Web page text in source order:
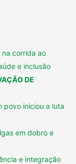
corrida ao
e inclusão
DE
povo iniciou a luta
em dobro e
e integração